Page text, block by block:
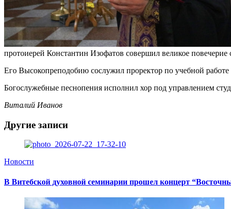
протоиерей Константин Изофатов совершил великое
Его Высокопреподобию сослужил проректор по учебной
Богослужебные песнопения исполнил хор под управлением
Виталий Иванов
Другие записи
Новости
В Витебской духовной семинарии прошел концерт